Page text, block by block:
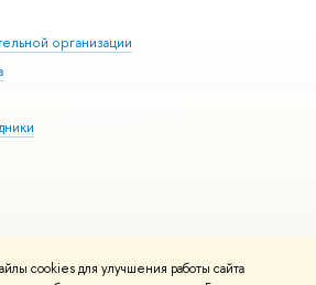
cookies для улучшения работы сайта
организации
возможностями